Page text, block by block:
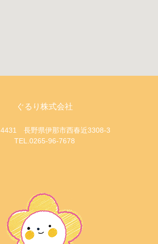
ぐるり株式会社
長野県伊那市西春近3308-3
TEL.0265-96-7678